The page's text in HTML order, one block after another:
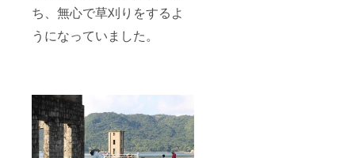
ち、無心で草刈りをするよ
うになっていました。